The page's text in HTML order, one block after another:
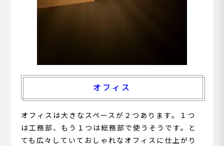
オフィス
オフィスは大きなスペースが２つあります。１つ
は工務部、もう１つは総務部で使うそうです。と
ても広々していておしゃれなオフィスに仕上がり